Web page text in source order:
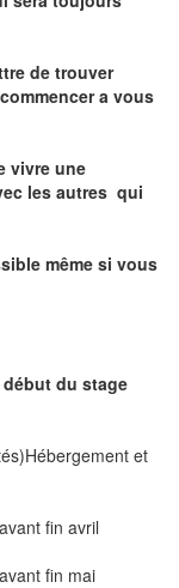
de trouver
a vous
vivre une
les autres qui
même si vous
du stage
et
fin avril
fin mai